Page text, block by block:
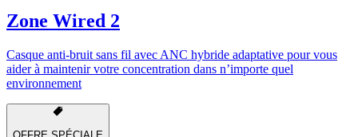
Zone Wired 2
Casque anti-bruit sans fil avec ANC hybride adaptative pour vous
aider à maintenir votre concentration dans n’importe quel
environnement